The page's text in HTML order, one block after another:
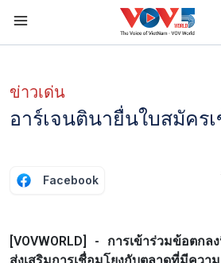
ข่าวเด่น
อาร์เจนตินายื่นใบสมัครเ
Facebook
[VOVWORLD] - การเข้าร่วมข้อตกล
ส่งเสริมการเชื่อมโยงกับตลาดที่มีควา